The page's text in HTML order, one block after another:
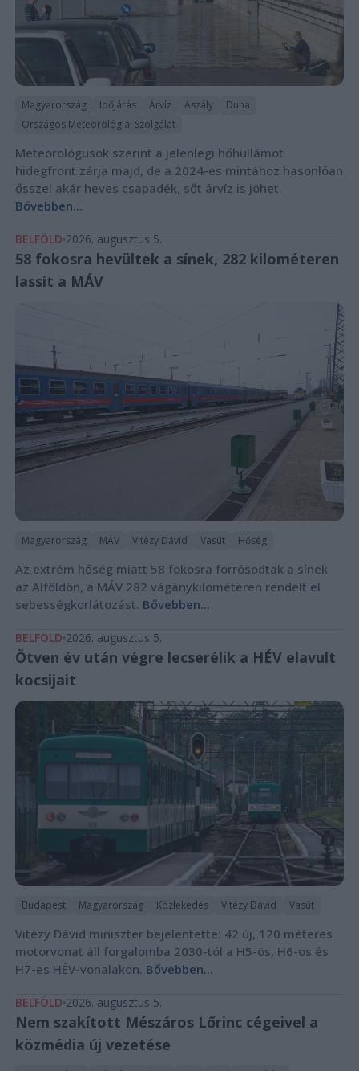
Magyarország Időjárás Árvíz Aszály
Duna
Országos Meteorológiai Szolgálat
Meteorológusok szerint a jelenlegi hőhullámot
hidegfront zárja majd, de a 2024-es mintához hasonlóan
ősszel akár heves csapadék, sőt árvíz is jöhet.
Bővebben...
BELFÖLD 2026. augusztus 5.
58 fokosra hevültek a sínek, 282 kilométeren
lassít a MÁV
Magyarország MÁV Vitézy Dávid Vasút Hőség
Az extrém hőség miatt 58 fokosra forrósodtak a sínek
az Alföldön, a MÁV 282 vágánykilométeren rendelt el
sebességkorlátozást. Bővebben...
BELFÖLD 2026. augusztus 5.
Ötven év után végre lecserélik a HÉV elavult
kocsijait
Budapest Magyarország Közlekedés Vitézy Dávid Vasút
Vitézy Dávid miniszter bejelentette: 42 új, 120 méteres
motorvonat áll forgalomba 2030-tól a H5-ös, H6-os és
H7-es HÉV-vonalakon. Bővebben...
BELFÖLD 2026. augusztus 5.
Nem szakított Mészáros Lőrinc cégeivel a
közmédia új vezetése